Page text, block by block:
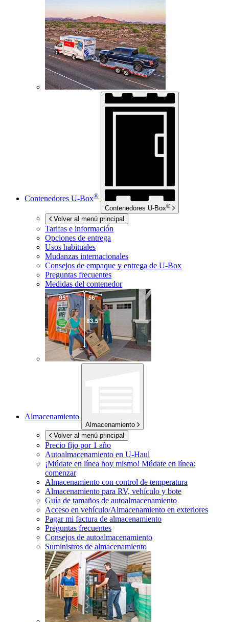
Contenedores U-Box®
Contenedores U-Box®
Volver al menú principal
Tarifas e información
Opciones de entrega
Usos habituales
Mudanzas internacionales
Consejos de empaque y entrega de U-Box
Preguntas frecuentes
Medidas del contenedor
Almacenamiento
Almacenamiento
Volver al menú principal
Precio fijo por 1 año
Autoalmacenamiento en U-Haul
¡Múdate en línea hoy mismo! Múdate en línea:
comenzar
Almacenamiento con control de temperatura
Almacenamiento para RV, vehículo y bote
Guía de tamaños de autoalmacenamiento
Acceso en vehículo/Almacenamiento en exteriores
Pagar mi factura de almacenamiento
Preguntas frecuentes
Consejos de autoalmacenamiento
Suministros de almacenamiento